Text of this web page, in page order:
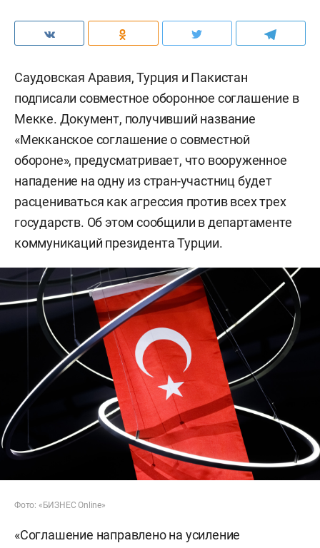
Саудовская Аравия, Турция и Пакистан
подписали совместное оборонное соглашение в
Мекке. Документ, получивший название
«Мекканское соглашение о совместной
обороне», предусматривает, что вооруженное
нападение на одну из стран-участниц будет
расцениваться как агрессия против всех трех
государств. Об этом сообщили в департаменте
коммуникаций президента Турции.
Фото: «БИЗНЕС Online»
«Соглашение направлено на усиление